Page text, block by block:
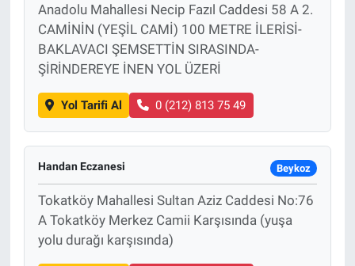
Anadolu Mahallesi Necip Fazıl Caddesi 58 A 2.
CAMİNİN (YEŞİL CAMİ) 100 METRE İLERİSİ-
BAKLAVACI ŞEMSETTİN SIRASINDA-
ŞİRİNDEREYE İNEN YOL ÜZERİ
Yol Tarifi Al 0 (212) 813 75 49
Handan Eczanesi Beykoz
Tokatköy Mahallesi Sultan Aziz Caddesi No:76
A Tokatköy Merkez Camii Karşısında (yuşa
yolu durağı karşısında)